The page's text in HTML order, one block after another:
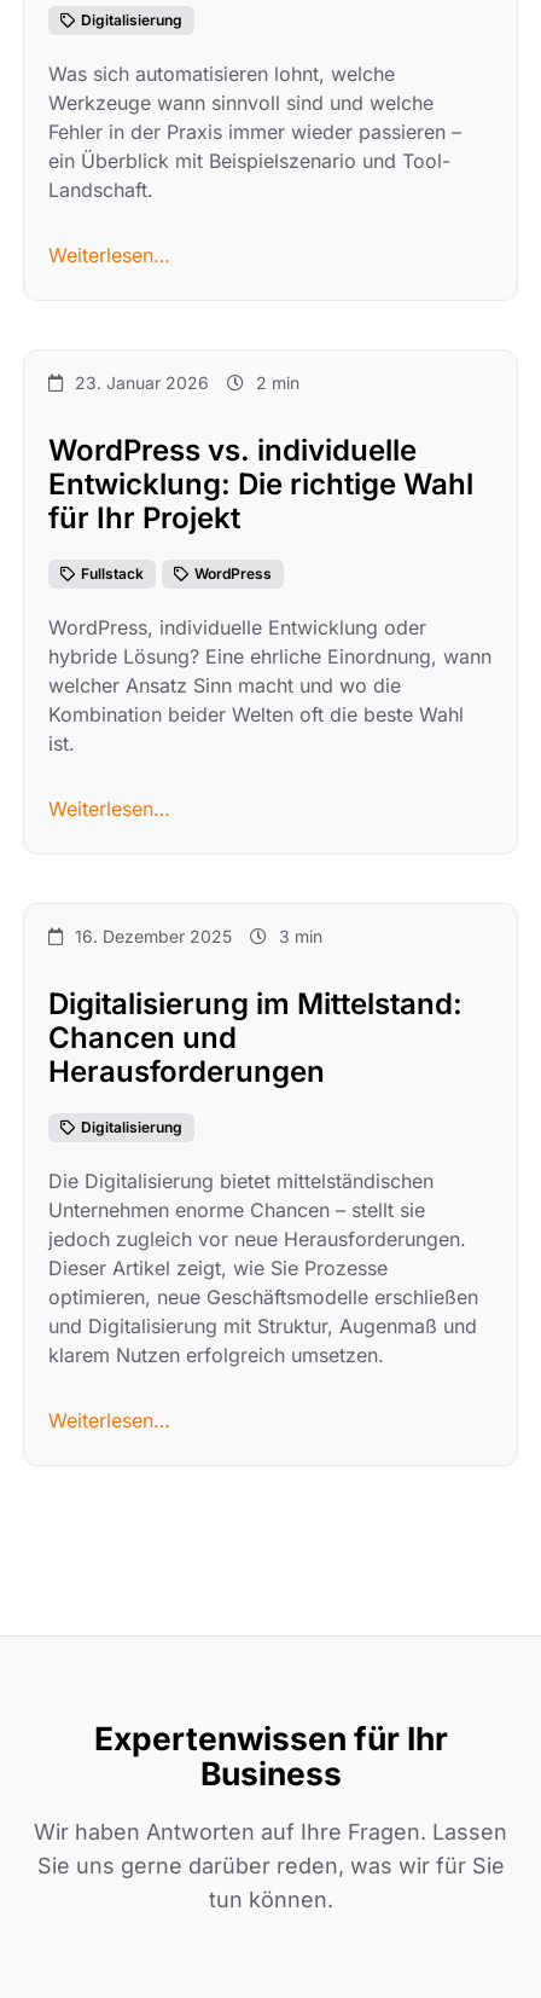
Digitalisierung
Was sich automatisieren lohnt, welche
Werkzeuge wann sinnvoll sind und welche
Fehler in der Praxis immer wieder passieren –
ein Überblick mit Beispielszenario und Tool-
Landschaft.
Weiterlesen…
23. Januar 2026 2 min
WordPress vs. individuelle
Entwicklung: Die richtige Wahl
für Ihr Projekt
Fullstack WordPress
WordPress, individuelle Entwicklung oder
hybride Lösung? Eine ehrliche Einordnung, wann
welcher Ansatz Sinn macht und wo die
Kombination beider Welten oft die beste Wahl
ist.
Weiterlesen…
16. Dezember 2025 3 min
Digitalisierung im Mittelstand:
Chancen und
Herausforderungen
Digitalisierung
Die Digitalisierung bietet mittelständischen
Unternehmen enorme Chancen – stellt sie
jedoch zugleich vor neue Herausforderungen.
Dieser Artikel zeigt, wie Sie Prozesse
optimieren, neue Geschäftsmodelle erschließen
und Digitalisierung mit Struktur, Augenmaß und
klarem Nutzen erfolgreich umsetzen.
Weiterlesen…
Expertenwissen für Ihr
Business
Wir haben Antworten auf Ihre Fragen. Lassen
Sie uns gerne darüber reden, was wir für Sie
tun können.